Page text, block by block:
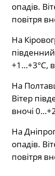
опадів.
повітря
На
+1…+3°С,
На
Вітер
вночі
На
опадів.
повітря